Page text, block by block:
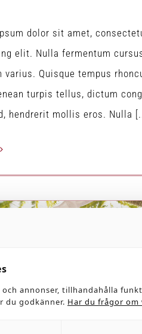
dolor sit amet,
elit. Nulla fermentum
varius. Quisque tempus
turpis tellus, dictum
hendrerit mollis eros. Nulla
Blog Hops News
annonser, tillhandahålla
du godkänner. Har du frågor om